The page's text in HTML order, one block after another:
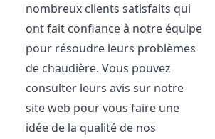
nombreux clients satisfaits qui
ont fait confiance à notre équipe
pour résoudre leurs problèmes
de chaudière. Vous pouvez
consulter leurs avis sur notre
site web pour vous faire une
idée de la qualité de nos